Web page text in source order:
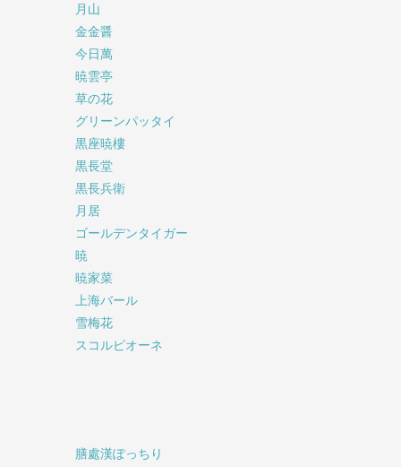
月山
金金醤
今日萬
暁雲亭
草の花
グリーンパッタイ
黒座暁樓
黒長堂
黒長兵衛
月居
ゴールデンタイガー
暁
暁家菜
上海バール
雪梅花
スコルピオーネ
膳處漢ぽっちり